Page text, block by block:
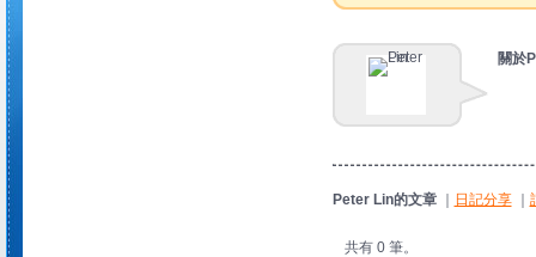
關於
Peter Lin的文章 日記分享｜
共有 0 筆。